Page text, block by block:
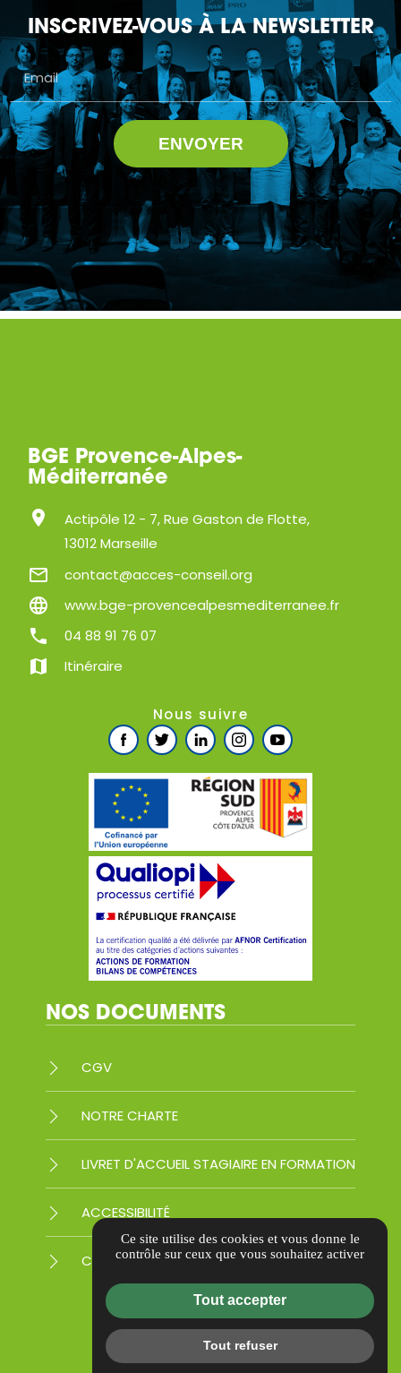
INSCRIVEZ-VOUS À LA NEWSLETTER
Email
BGE Provence-Alpes-
Méditerranée
location_on
Actipôle 12 - 7, Rue Gaston de Flotte,
13012 Marseille
mail_outline contact@acces-conseil.org
language www.bge-provencealpesmediterranee.fr
phone 04 88 91 76 07
map Itinéraire
Nous suivre
NOS DOCUMENTS
CGV
NOTRE CHARTE
LIVRET D'ACCUEIL STAGIAIRE EN FORMATION
ACCESSIBILITÉ
CERTIFICAT QUALIOPI
Ce site utilise des cookies et vous donne le
contrôle sur ceux que vous souhaitez activer
Tout accepter
Tout refuser